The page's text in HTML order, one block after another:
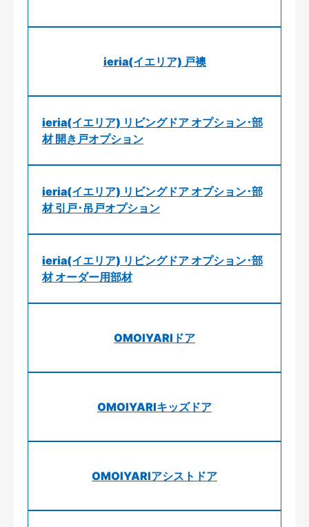
ieria(イエリア) 戸襖
ieria(イエリア) リビングドア オプション･部
材 開き戸オプション
ieria(イエリア) リビングドア オプション･部
材 引戸･吊戸オプション
ieria(イエリア) リビングドア オプション･部
材 オーダー用部材
OMOIYARIドア
OMOIYARIキッズドア
OMOIYARIアシストドア